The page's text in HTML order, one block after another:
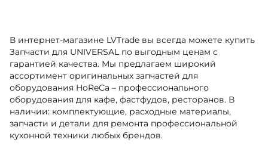
В интернет-магазине LVTrade вы всегда можете купить
Запчасти для UNIVERSAL по выгодным ценам с
гарантией качества. Мы предлагаем широкий
ассортимент оригинальных запчастей для
оборудования HoReCa – профессионального
оборудования для кафе, фастфудов, ресторанов. В
наличии: комплектующие, расходные материалы,
запчасти и детали для ремонта профессиональной
кухонной техники любых брендов.